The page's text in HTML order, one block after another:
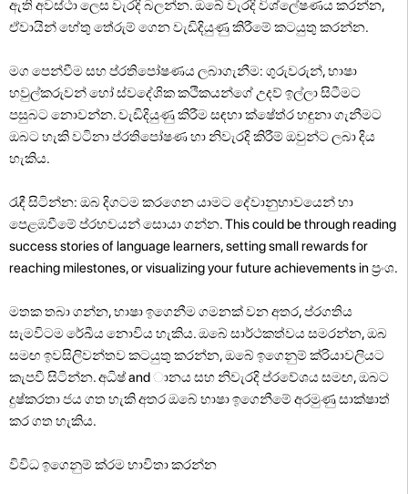
ඇති අවස්ථා ලෙස වැරදි බලන්න. ඔබේ වැරදි විශ්ලේෂණය කරන්න,
ඒවායින් හේතු තේරුම් ගෙන වැඩිදියුණු කිරීමේ කටයුතු කරන්න.
මග පෙන්වීම සහ ප්රතිපෝෂණය ලබාගැනීම: ගුරුවරුන්, භාෂා
හවුල්කරුවන් හෝ ස්වදේශික කථිකයන්ගේ උදව් ඉල්ලා සිටීමට
පසුබට නොවන්න. වැඩිදියුණු කිරීම සඳහා ක්ෂේත්ර හඳුනා ගැනීමට
ඔබට හැකි වටිනා ප්රතිපෝෂණ හා නිවැරදි කිරීම් ඔවුන්ට ලබා දිය
හැකිය.
රැඳී සිටින්න: ඔබ දිගටම කරගෙන යාමට දේවානුභාවයෙන් හා
පෙළඹවීමේ ප්රභවයන් සොයා ගන්න. This could be through reading
success stories of language learners, setting small rewards for
reaching milestones, or visualizing your future achievements in ප්‍රංශ.
මතක තබා ගන්න, භාෂා ඉගෙනීම ගමනක් වන අතර, ප්රගතිය
සැමවිටම රේඛීය නොවිය හැකිය. ඔබේ සාර්ථකත්වය සමරන්න, ඔබ
සමඟ ඉවසිලිවන්තව කටයුතු කරන්න, ඔබේ ඉගෙනුම් ක්රියාවලියට
කැපවී සිටින්න. අධිෂ් and ානය සහ නිවැරදි ප්රවේශය සමඟ, ඔබට
දුෂ්කරතා ජය ගත හැකි අතර ඔබේ භාෂා ඉගෙනීමේ අරමුණු සාක්ෂාත්
කර ගත හැකිය.
විවිධ ඉගෙනුම් ක්රම භාවිතා කරන්න